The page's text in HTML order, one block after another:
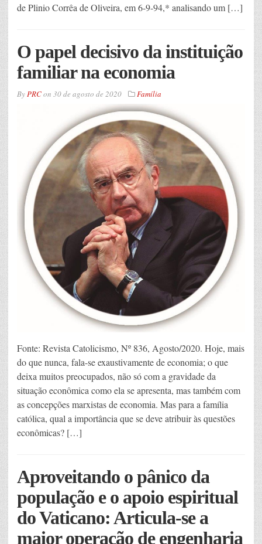
de Plinio Corrêa de Oliveira, em 6-9-94,* analisando um […]
O papel decisivo da instituição
familiar na economia
ByPRCon 30 de agosto de 2020 Família
Fonte: Revista Catolicismo, Nº 836, Agosto/2020. Hoje, mais
do que nunca, fala-se exaustivamente de economia; o que
deixa muitos preocupados, não só com a gravidade da
situação econômica como ela se apresenta, mas também com
as concepções marxistas de economia. Mas para a família
católica, qual a importância que se deve atribuir às questões
econômicas? […]
Aproveitando o pânico da
população e o apoio espiritual
do Vaticano: Articula-se a
maior operação de engenharia